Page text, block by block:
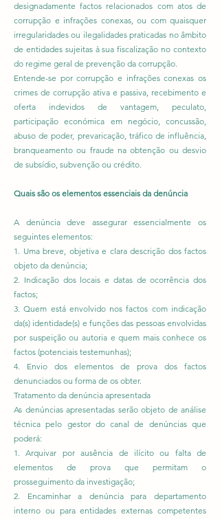
designadamente factos relacionados com atos de
corrupção e infrações conexas, ou com quaisquer
irregularidades ou ilegalidades praticadas no âmbito
de entidades sujeitas à sua fiscalização no contexto
do regime geral de prevenção da corrupção.
Entende-se por corrupção e infrações conexas os
crimes de corrupção ativa e passiva, recebimento e
oferta indevidos de vantagem, peculato,
participação económica em negócio, concussão,
abuso de poder, prevaricação, tráfico de influência,
branqueamento ou fraude na obtenção ou desvio
de subsídio, subvenção ou crédito.
Quais são os elementos essenciais da denúncia
A denúncia deve assegurar essencialmente os
seguintes elementos:
1. Uma breve, objetiva e clara descrição dos factos
objeto da denúncia;
2. Indicação dos locais e datas de ocorrência dos
factos;
3. Quem está envolvido nos factos com indicação
da(s) identidade(s) e funções das pessoas envolvidas
por suspeição ou autoria e quem mais conhece os
factos (potenciais testemunhas);
4. Envio dos elementos de prova dos factos
denunciados ou forma de os obter.
Tratamento da denúncia apresentada
As denúncias apresentadas serão objeto de análise
técnica pelo gestor do canal de denúncias que
poderá:
1. Arquivar por ausência de ilícito ou falta de
elementos de prova que permitam o
prosseguimento da investigação;
2. Encaminhar a denúncia para departamento
interno ou para entidades externas competentes